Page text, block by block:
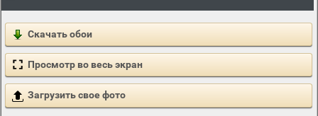
Скачать обои
Просмотр во весь экран
Загрузить свое фото